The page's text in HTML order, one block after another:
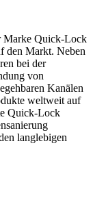
Marke Quick-Lock
den Markt. Neben
bei der
von
Kanälen
weltweit auf
Quick-Lock
langlebigen